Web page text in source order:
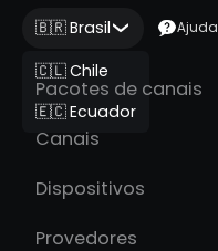
🇧🇷 Brasil
🇨🇱 Chile
🇪🇨 Ecuador
Ajuda
Pacotes de canais
Canais
Dispositivos
Provedores